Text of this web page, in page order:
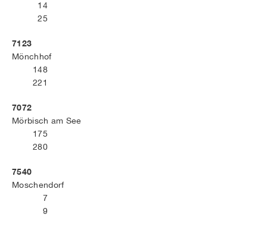
14
25
7123
Mönchhof
148
221
7072
Mörbisch am See
175
280
7540
Moschendorf
7
9